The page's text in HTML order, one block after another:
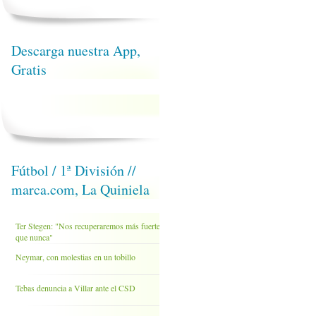
Descarga nuestra App,
Gratis
Fútbol / 1ª División //
marca.com, La Quiniela
Ter Stegen: "Nos recuperaremos más fuertes
que nunca"
Neymar, con molestias en un tobillo
Tebas denuncia a Villar ante el CSD